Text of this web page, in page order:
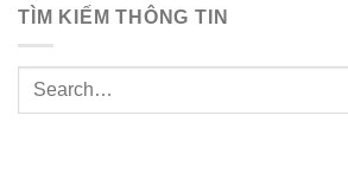
TÌM KIẾM THÔNG TIN